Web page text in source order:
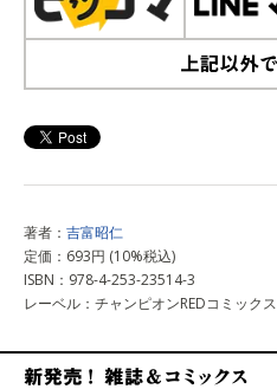
著者： 吉富昭仁
定価：693円 (10%税込)
ISBN：978-4-253-23514-3
レーベル：チャンピオンREDコミックス